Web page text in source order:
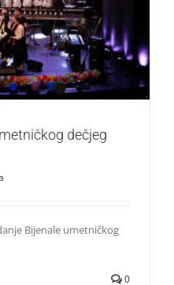
dečjeg izraza – BUDI
dečjeg
Bijenale umetničkog
0